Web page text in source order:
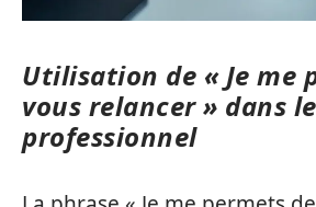
Utilisation de « Je me
vous relancer » dans
professionnel